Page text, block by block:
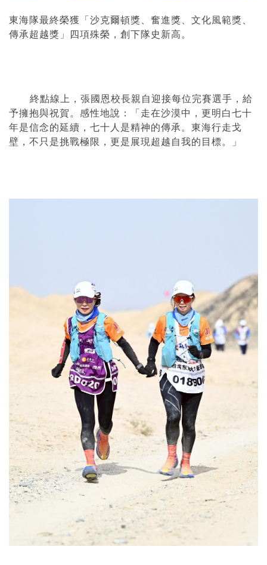
東海隊最終榮獲「沙克爾頓獎、奮進獎、文化風範獎、
傳承超越獎」四項殊榮，創下隊史新高。
終點線上，張國恩校長親自迎接每位完賽選手，給
予擁抱與祝賀。感性地說：「走在沙漠中，更明白七十
年是信念的延續，七十人是精神的傳承。東海行走戈
壁，不只是挑戰極限，更是展現超越自我的目標。」